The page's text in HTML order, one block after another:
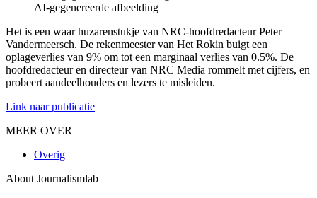
AI-gegenereerde afbeelding
Het is een waar huzarenstukje van NRC-hoofdredacteur Peter
Vandermeersch. De rekenmeester van Het Rokin buigt een
oplageverlies van 9% om tot een marginaal verlies van 0.5%. De
hoofdredacteur en directeur van NRC Media rommelt met cijfers, en
probeert aandeelhouders en lezers te misleiden.
Link naar publicatie
MEER OVER
Overig
About Journalismlab